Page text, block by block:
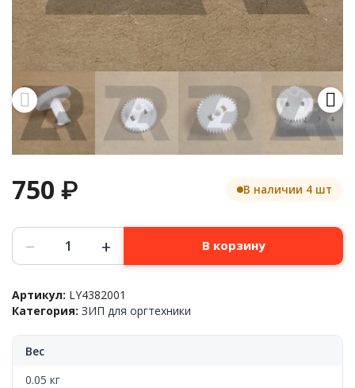
750 ₽ В наличии 4 шт
Количество
товара
Шестрня
тонер
картриджа(вала
Brother™
L5xxx/L6xxx/MFC-
− + В корзину
Артикул: LY4382001
Категория: ЗИП для оргтехники
Вес
0.05 кг